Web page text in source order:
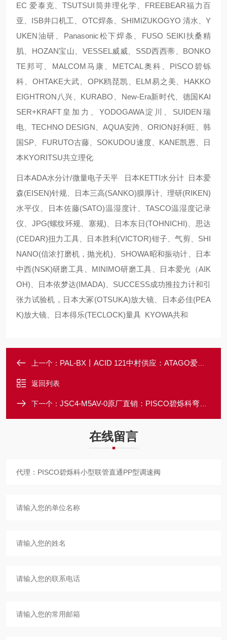
EC 爱泰克、TSUTSUI筒井理化学、FREEBEAR福力百
亚、ISB井口机工、OTC焊条、SHIMIZUKOGYO 清水、Y
UKEN油研、Panasonic松下焊条、FUSO SEIKI扶桑精
肌、HOZAN宝山、VESSEL威威、SSD西西蒂、BONKO
TE邦可、MALCOM马康、METCAL奥科、PISCO碧铄
科、OHTAKE大武、OPK鸥琵凯、ELM易之美、HAKKO
EIGHTRON八兴、KURABO、New-Era新时代、德国KAI
SER+KRAFT皇加力、YODOGAWA淀川、SUIDEN瑞
电、TECHNO DESIGN、AQUA安跨、ORION好利旺、韩
国SP、FURUTO古藤、SOKUDOU速度、KANE凯恩、日
本KYORITSU共立理化
日本ADA水分计/微量电子天平 日本KETTI水分计 日本爱
森(EISEN)针规、日本三高(SANKO)膜厚计、理研(RIKEN)
水平仪、日本佐藤(SATO)温湿度计、TASCO温湿度记录
仪、JPG(螺纹环规、塞规)、日本东日(TOHNICHI)、思达
(CEDAR)扭力工具、日本胜利(VICTOR)钳子、气剪、SHI
NANO(信浓打磨机，抛光机)、SHOWA昭和振动计、日本
中西(NSK)研磨工具、MINIMO研磨工具、日本爱光（AIK
OH)、日本依梦达(IMADA)、SUCCESS成功推拉力计和引
张力试验机，日本大冢(OTSUKA)放大镜、日本必佳(PEA
K)放大镜、日本得乐(TECLOCK)量具 KYOWA共和
上一个： PAL-BX丨ACID 121中村供应：ATAGO爱拓清酒糖酸度计
返回列表
下一个： JSC4-M5AV-0原厂直销：PISCO碧烁科弯头耐火花型调速阀
在线留言